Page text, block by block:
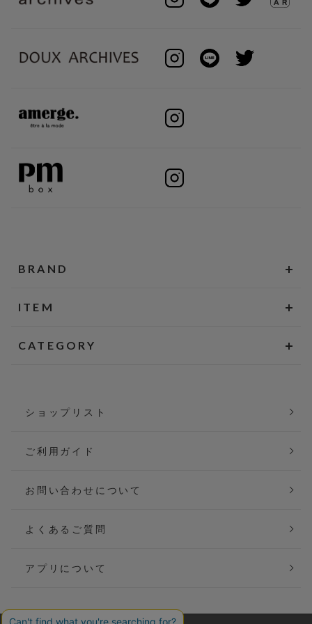
BRAND
ITEM
CATEGORY
ショップリスト
ご利用ガイド
お問い合わせについて
よくあるご質問
アプリについて